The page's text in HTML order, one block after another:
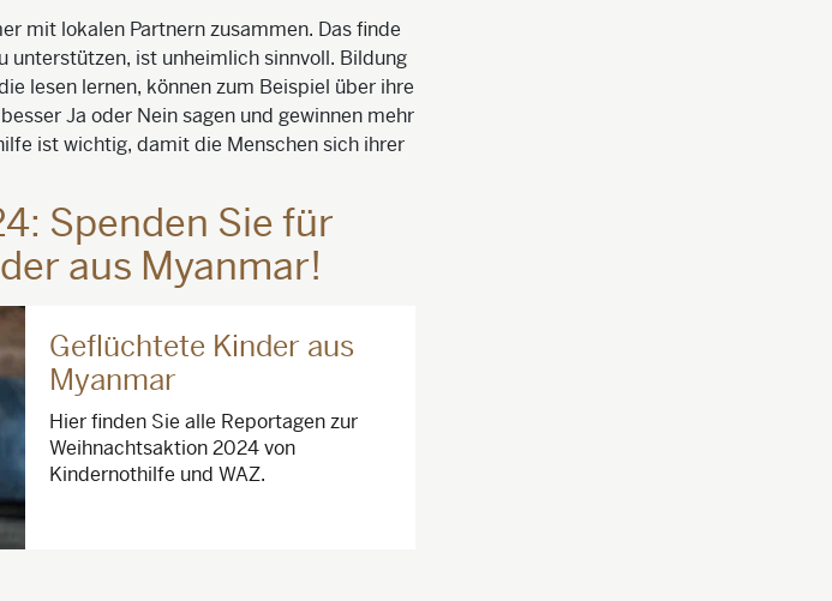
mit lokalen Partnern zusammen. Das finde
unterstützen, ist unheimlich sinnvoll. Bildung
lesen lernen, können zum Beispiel über ihre
Ja oder Nein sagen und gewinnen mehr
ist wichtig, damit die Menschen sich ihrer
Spenden Sie für
aus Myanmar!
Geflüchtete Kinder aus
Myanmar
Hier finden Sie alle Reportagen zur
Weihnachtsaktion 2024 von
Kindernothilfe und WAZ.